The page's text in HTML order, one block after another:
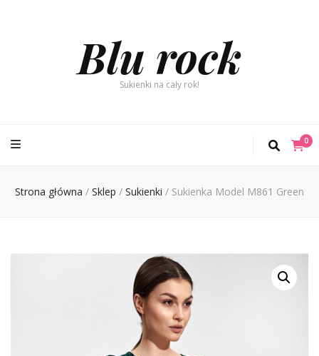
Blu rock
Sukienki na cały rok!
0
Strona główna / Sklep / Sukienki / Sukienka Model M861 Green